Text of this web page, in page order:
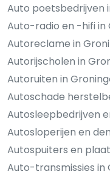
Auto poetsbedrijven
Auto-radio en -hifi in
Autoreclame in
Autorijscholen in
Autoruiten in
Autoschade
Autosleepbedrijven
Autosloperijen en
Autospuiters en
Auto-transmissies in